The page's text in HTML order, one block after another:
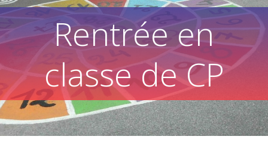
Rentrée en
classe de CP